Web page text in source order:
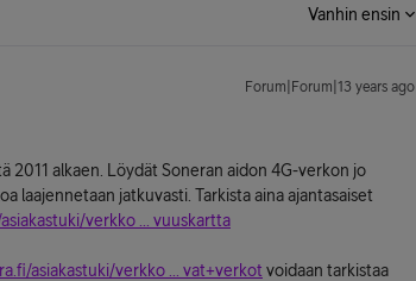
Vanhin ensin
Forum|Forum|13 years ago
alkaen. Löydät Soneran aidon 4G-verkon jo
laajennetaan jatkuvasti. Tarkista aina ajantasaiset
verkko ... vuuskartta
asiakastuki/verkko ... vat+verkot voidaan tarkistaa